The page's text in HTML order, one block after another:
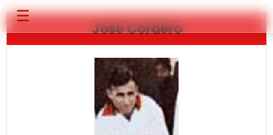
☰
José Cordero